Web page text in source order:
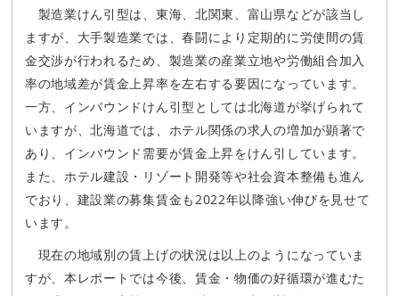
製造業けん引型は、東海、北関東、富山県などが該当し
ますが、大手製造業では、春闘により定期的に労使間の賃
金交渉が行われるため、製造業の産業立地や労働組合加入
率の地域差が賃金上昇率を左右する要因になっています。
一方、インバウンドけん引型としては北海道が挙げられて
いますが、北海道では、ホテル関係の求人の増加が顕著で
あり、インバウンド需要が賃金上昇をけん引しています。
また、ホテル建設・リゾート開発等や社会資本整備も進ん
でおり、建設業の募集賃金も2022年以降強い伸びを見せて
います。
現在の地域別の賃上げの状況は以上のようになっていま
すが、本レポートでは今後、賃金・物価の好循環が進むた